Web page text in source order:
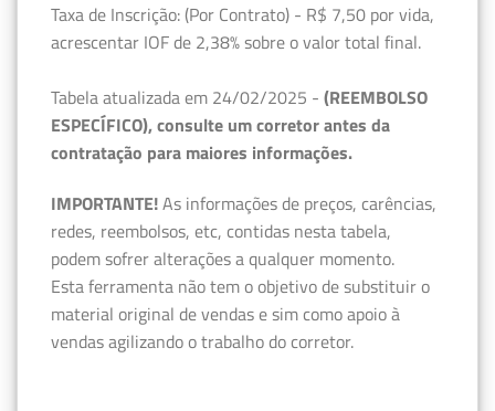
Taxa de Inscrição: (Por Contrato) - R$ 7,50 por vida,
acrescentar IOF de 2,38% sobre o valor total final.
Tabela atualizada em 24/02/2025 - (REEMBOLSO
ESPECÍFICO), consulte um corretor antes da
contratação para maiores informações.
IMPORTANTE!As informações de preços, carências,
redes, reembolsos, etc, contidas nesta tabela,
podem sofrer alterações a qualquer momento.
Esta ferramenta não tem o objetivo de substituir o
material original de vendas e sim como apoio à
vendas agilizando o trabalho do corretor.